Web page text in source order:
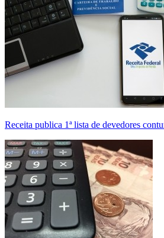
Receita publica 1ª lista de devedores